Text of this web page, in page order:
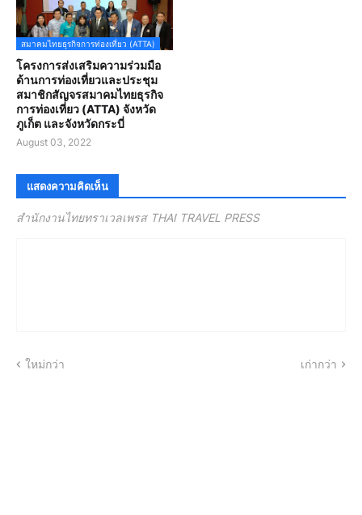
สมาคมไทยธุรกิจการท่องเที่ยว (ATTA)
โครงการส่งเสริมความร่วมมือ
ด้านการท่องเที่ยวและประชุม
สมาชิกสัญจรสมาคมไทยธุรกิจ
การท่องเที่ยว (ATTA) จังหวัด
ภูเก็ต และจังหวัดกระบี่
August 03, 2022
แสดงความคิดเห็น
สำนักงานไทยทราเวลเพรส THAI TRAVEL PRESS
ใหม่กว่า เก่ากว่า